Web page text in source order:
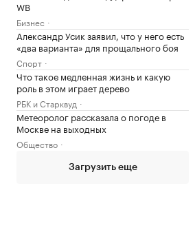
WB
Бизнес
Александр Усик заявил, что у него есть
«два варианта» для прощального боя
Спорт
Что такое медленная жизнь и какую
роль в этом играет дерево
РБК и Старквуд
Метеоролог рассказала о погоде в
Москве на выходных
Общество
Загрузить еще